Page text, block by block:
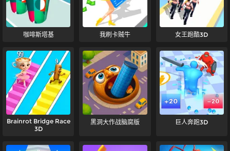
咖啡斯塔基 我刷卡贼牛 女王跑酷3D
Brainrot Bridge Race
3D
黑洞大作战脑腐版 巨人奔跑3D